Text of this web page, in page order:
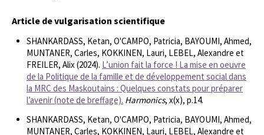
Article de vulgarisation scientifique
SHANKARDASS, Ketan, O'CAMPO, Patricia, BAYOUMI, Ahmed,
MUNTANER, Carles, KOKKINEN, Lauri, LEBEL, Alexandre et
FREILER, Alix (2024). L’union fait la force ! La mise en oeuvre
de la Politique de la famille et de développement social dans
la MRC des Maskoutains : Quelques constats pour préparer
l’avenir (note de breffage). Harmonics, x(x), p.14.
SHANKARDASS, Ketan, O'CAMPO, Patricia, BAYOUMI, Ahmed,
MUNTANER, Carles, KOKKINEN, Lauri, LEBEL, Alexandre et